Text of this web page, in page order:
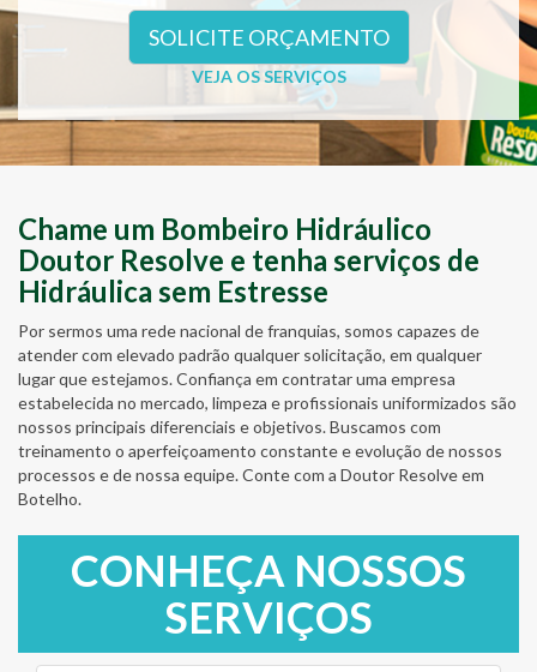
SOLICITE ORÇAMENTO
VEJA OS SERVIÇOS
Chame um Bombeiro Hidráulico
Doutor Resolve e tenha serviços de
Hidráulica sem Estresse
Por sermos uma rede nacional de franquias, somos capazes de
atender com elevado padrão qualquer solicitação, em qualquer
lugar que estejamos. Confiança em contratar uma empresa
estabelecida no mercado, limpeza e profissionais uniformizados são
nossos principais diferenciais e objetivos. Buscamos com
treinamento o aperfeiçoamento constante e evolução de nossos
processos e de nossa equipe. Conte com a Doutor Resolve em
Botelho.
CONHEÇA NOSSOS
SERVIÇOS